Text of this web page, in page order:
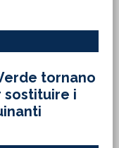
tornano
sostituire i